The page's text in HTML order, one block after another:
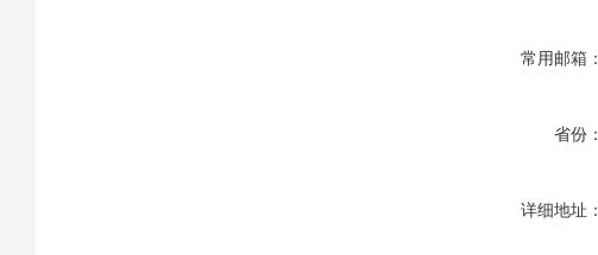
常用邮箱：
省份：
详细地址：